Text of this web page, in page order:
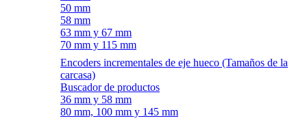
50 mm
58 mm
63 mm y 67 mm
70 mm y 115 mm
Encoders incrementales de eje hueco (Tamaños de la
carcasa)
Buscador de productos
36 mm y 58 mm
80 mm, 100 mm y 145 mm